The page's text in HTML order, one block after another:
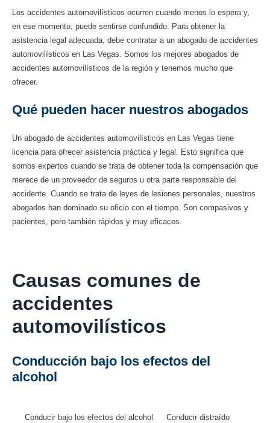
Los accidentes automovilísticos ocurren cuando menos lo espera y,
en ese momento, puede sentirse confundido. Para obtener la
asistencia legal adecuada, debe contratar a un abogado de accidentes
automovilísticos en Las Vegas. Somos los mejores abogados de
accidentes automovilísticos de la región y tenemos mucho que
ofrecer.
Qué pueden hacer nuestros abogados
Un abogado de accidentes automovilísticos en Las Vegas tiene
licencia para ofrecer asistencia práctica y legal. Esto significa que
somos expertos cuando se trata de obtener toda la compensación que
merece de un proveedor de seguros u otra parte responsable del
accidente. Cuando se trata de leyes de lesiones personales, nuestros
abogados han dominado su oficio con el tiempo. Son compasivos y
pacientes, pero también rápidos y muy eficaces.
Causas comunes de
accidentes
automovilísticos
Conducción bajo los efectos del
alcohol
Conducir bajo los efectos del alcohol
Conducir distraído